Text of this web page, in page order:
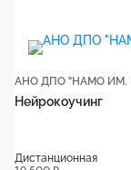
Нейрокоучинг
Дистанционная